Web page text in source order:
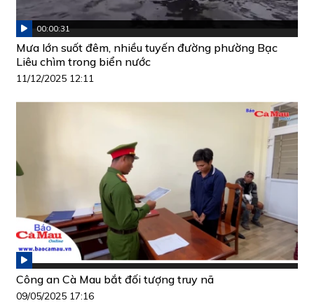
00:00:31
Mưa lớn suốt đêm, nhiều tuyến đường phường Bạc
Liêu chìm trong biển nước
11/12/2025 12:11
Công an Cà Mau bắt đối tượng truy nã
09/05/2025 17:16